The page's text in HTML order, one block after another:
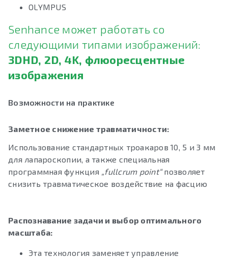
OLYMPUS
Senhance может работать со
следующими типами изображений:
3DHD, 2D, 4K, флюоресцентные
изображения
Возможности на практике
Заметное снижение травматичности:
Использование стандартных троакаров 10, 5 и 3 мм
для лапароскопии, а также специальная
программная функция „fullcrum point“позволяет
снизить травматическое воздействие на фасцию
Распознавание задачи и выбор оптимального
масштаба:
Эта технология заменяет управление